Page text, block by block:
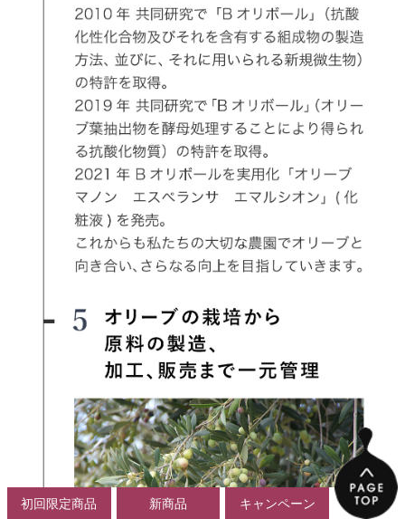
初回限定商品 新商品 キャンペーン